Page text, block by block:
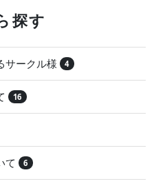
探す
サークル様 4
16
て 6